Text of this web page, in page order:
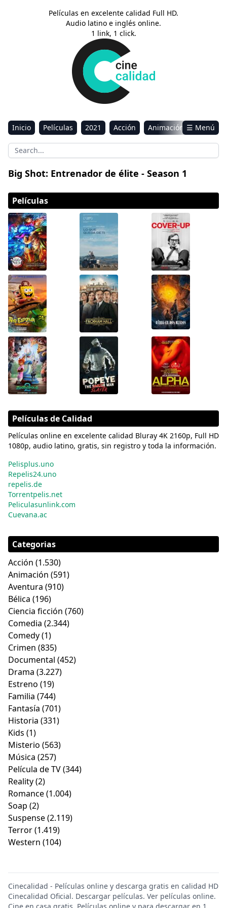
Películas en excelente calidad Full HD.
Audio latino e inglés online.
1 link, 1 click.
Inicio Películas 2021 Acción
Animación
Aventura
Ciencia ficción Comedia
Drama
Sci-Fi & Fantasy
☰ Menú
Big Shot: Entrenador de élite - Season 1
Películas
Películas de Calidad
Películas online en excelente calidad Bluray 4K 2160p, Full HD
1080p, audio latino, gratis, sin registro y toda la información.
Pelisplus.uno
Repelis24.uno
repelis.de
Torrentpelis.net
Peliculasunlink.com
Cuevana.ac
Categorias
Acción (1.530)
Animación (591)
Aventura (910)
Bélica (196)
Ciencia ficción (760)
Comedia (2.344)
Comedy(1)
Crimen (835)
Documental (452)
Drama (3.227)
Estreno (19)
Familia (744)
Fantasía (701)
Historia (331)
Kids (1)
Misterio (563)
Música (257)
Película de TV(344)
Reality(2)
Romance(1.004)
Soap (2)
Suspense(2.119)
Terror(1.419)
Western (104)
Cinecalidad - Películas online y descarga gratis en calidad HD
Cinecalidad Oficial. Descargar películas. Ver películas online.